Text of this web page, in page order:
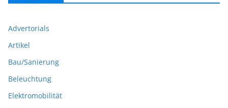
Advertorials
Artikel
Bau/Sanierung
Beleuchtung
Elektromobilität